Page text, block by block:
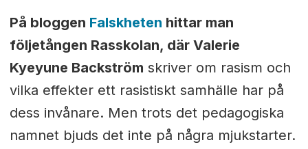
På bloggen Falskheten hittar man
följetången Rasskolan, där Valerie
Kyeyune Backström skriver om rasism och
vilka effekter ett rasistiskt samhälle har på
dess invånare. Men trots det pedagogiska
namnet bjuds det inte på några mjukstarter.